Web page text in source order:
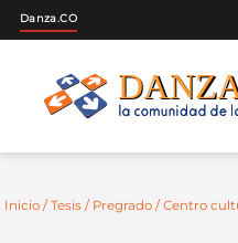
Danza.CO
Inicio / Tesis / Pregrado / Centro